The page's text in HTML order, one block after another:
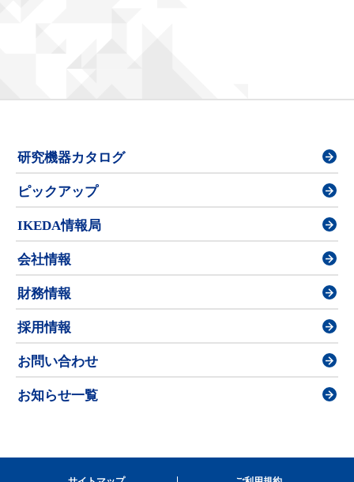
研究機器カタログ
ピックアップ
IKEDA情報局
会社情報
財務情報
採用情報
お問い合わせ
お知らせ一覧